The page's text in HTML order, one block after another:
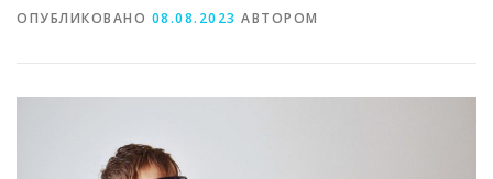
ОПУБЛИКОВАНО 08.08.2023 АВТОРОМ